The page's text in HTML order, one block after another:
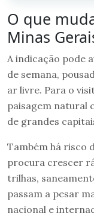
O que
Minas
A indicação pode
de semana,
ar livre. Para o
paisagem natural
de grandes
Também há risco
procura crescer
trilhas,
passam a pesar
nacional e